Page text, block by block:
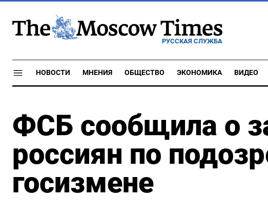
РУССКАЯ СЛУЖБА
НОВОСТИ МНЕНИЯ ОБЩЕСТВО ЭКОНОМИКА ВИДЕО
ФСБ сообщила о
россиян по
госизмене